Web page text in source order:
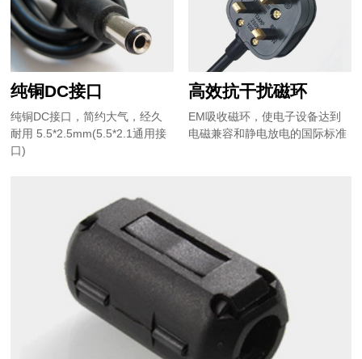
纯铜DC接口
纯铜DC接口，简约大气，经久
耐用 5.5*2.5mm(5.5*2.1通用接
口)
高效抗干扰磁环
EM吸收磁环，使电子设备达到
电磁兼容和静电放电的国际标准